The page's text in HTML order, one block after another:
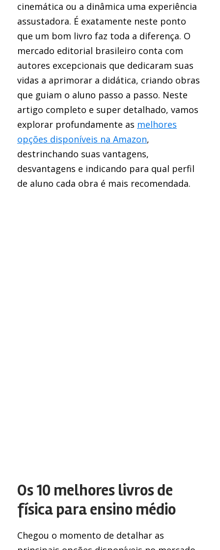
cinemática ou a dinâmica uma experiência
assustadora. É exatamente neste ponto
que um bom livro faz toda a diferença. O
mercado editorial brasileiro conta com
autores excepcionais que dedicaram suas
vidas a aprimorar a didática, criando obras
que guiam o aluno passo a passo. Neste
artigo completo e super detalhado, vamos
explorar profundamente as melhores
opções disponíveis na Amazon,
destrinchando suas vantagens,
desvantagens e indicando para qual perfil
de aluno cada obra é mais recomendada.
Os 10 melhores livros de
física para ensino médio
Chegou o momento de detalhar as